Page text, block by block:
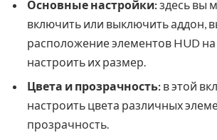
Основные настройки:здесь вы
включить или выключить аддон,
расположение элементов HUD на
настроить их размер.
Цвета и прозрачность: в этой
настроить цвета различных
прозрачность.